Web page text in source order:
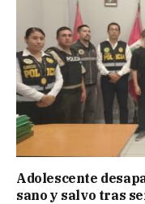
Adolescente
sano y salvo tras